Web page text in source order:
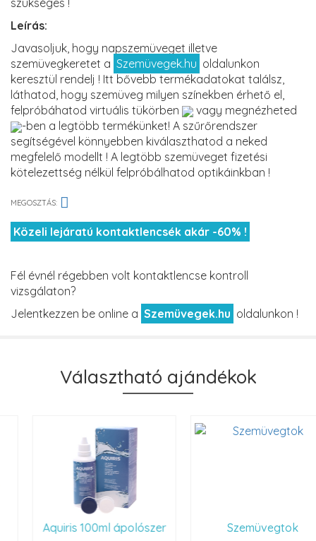
szükséges !
Leírás:
Javasoljuk, hogy napszemüveget illetve
szemüvegkeretet a Szemüvegek.hu oldalunkon
keresztül rendelj ! Itt bővebb termékadatokat találsz,
láthatod, hogy szemüveg milyen színekben érhető el,
felpróbáhatod virtuális tükörben
vagy megnézheted
-ben a legtöbb termékünket! A szűrőrendszer
segítségével könnyebben kiválaszthatod a neked
megfelelő modellt ! A legtöbb szemüveget fizetési
kötelezettség nélkül felpróbálhatod optikáinkban !
MEGOSZTÁS:
Közeli lejáratú kontaktlencsék akár -60% !
Fél évnél régebben volt kontaktlencse kontroll
vizsgálaton?
Jelentkezzen be online a Szemüvegek.hu oldalunkon !
Választható ajándékok
Aquiris 100ml ápolószer Szemüvegtok